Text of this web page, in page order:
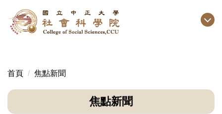
到
主
區
首頁 焦點新聞
焦點新聞